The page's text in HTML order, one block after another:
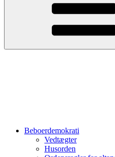
Beboerdemokrati
Vedtægter
Husorden